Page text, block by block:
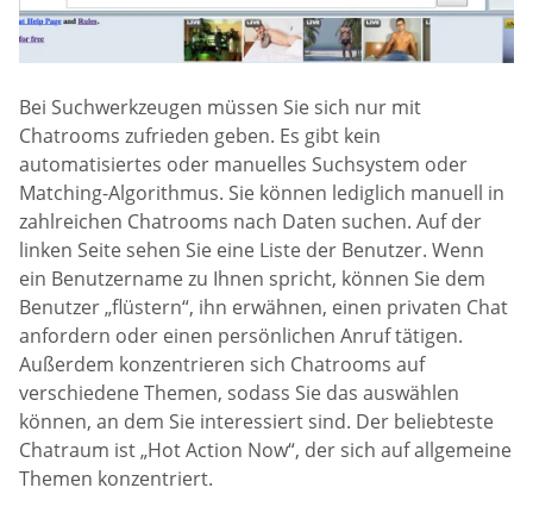
Bei Suchwerkzeugen müssen Sie sich nur mit
Chatrooms zufrieden geben. Es gibt kein
automatisiertes oder manuelles Suchsystem oder
Matching-Algorithmus. Sie können lediglich manuell in
zahlreichen Chatrooms nach Daten suchen. Auf der
linken Seite sehen Sie eine Liste der Benutzer. Wenn
ein Benutzername zu Ihnen spricht, können Sie dem
Benutzer „flüstern“, ihn erwähnen, einen privaten Chat
anfordern oder einen persönlichen Anruf tätigen.
Außerdem konzentrieren sich Chatrooms auf
verschiedene Themen, sodass Sie das auswählen
können, an dem Sie interessiert sind. Der beliebteste
Chatraum ist „Hot Action Now“, der sich auf allgemeine
Themen konzentriert.